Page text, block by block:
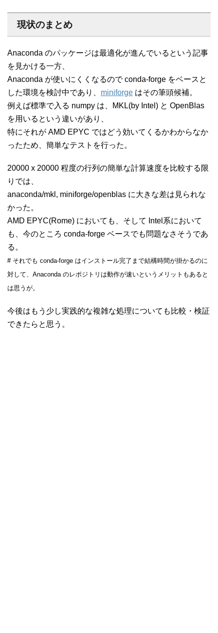
現状のまとめ
Anaconda のパッケージは最適化が進んでいるという記事
を見かける一方、
Anaconda が使いにくくなるので conda-forge をベースと
した環境を検討中であり、 miniforge はその筆頭候補。
例えば標準で入る numpy は、MKL(by Intel) と OpenBlas
を用いるという違いがあり、
特にそれが AMD EPYC ではどう効いてくるかわからなか
ったため、簡単なテストを行った。
20000 x 20000 程度の行列の簡単な計算速度を比較する限
りでは、
anaconda/mkl, miniforge/openblas に大きな差は見られな
かった。
AMD EPYC(Rome) においても、そして Intel系において
も、今のところ conda-forge ベースでも問題なさそうであ
る。
# それでも conda-forge はインストール完了まで結構時間が掛かるのに
対して、Anaconda のレポジトリは動作が速いというメリットもあると
は思うが。
今後はもう少し実践的な複雑な処理についても比較・検証
できたらと思う。